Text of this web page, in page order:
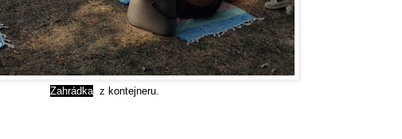
Zahrádka z kontejneru.